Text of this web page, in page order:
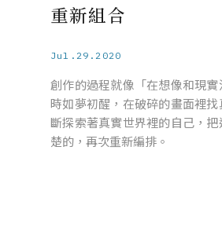
重新組合
Jul.29.2020
創作的過程就像「在想像和現
時如夢初醒，在破碎的畫面裡
斷探索著真實世界裡的自己，
楚的，再次重新編排。